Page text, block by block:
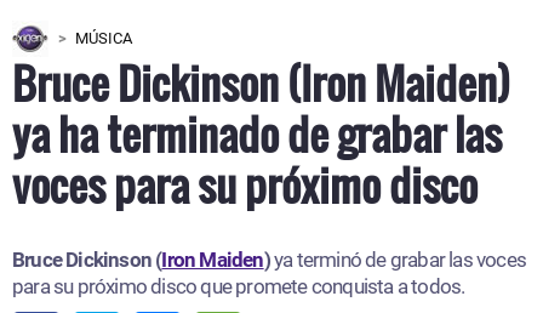
MÚSICA
Bruce Dickinson (Iron Maiden)
ya ha terminado de grabar las
voces para su próximo disco
Bruce Dickinson (Iron Maiden)ya terminó de grabar las voces
para su próximo disco que promete conquista a todos.